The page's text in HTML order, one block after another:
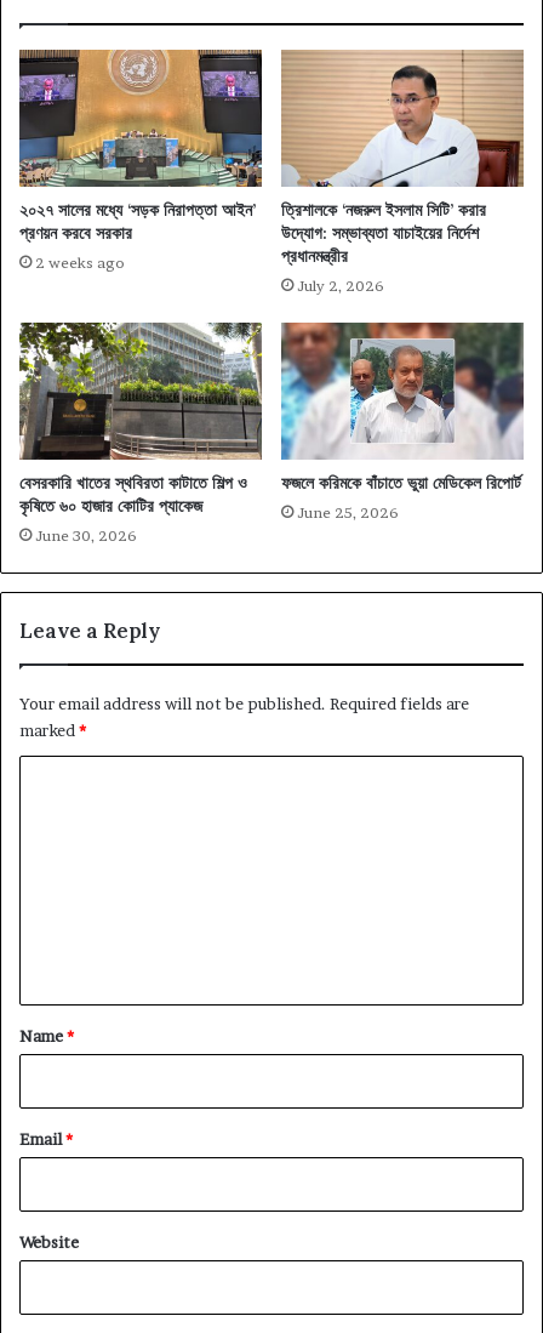
২০২৭ সালের মধ্যে ‘সড়ক নিরাপত্তা আইন’
প্রণয়ন করবে সরকার
2 weeks ago
ত্রিশালকে ‘নজরুল ইসলাম সিটি’ করার
উদ্যোগ: সম্ভাব্যতা যাচাইয়ের নির্দেশ
প্রধানমন্ত্রীর
July 2, 2026
বেসরকারি খাতের স্থবিরতা কাটাতে শিল্প ও
কৃষিতে ৬০ হাজার কোটির প্যাকেজ
June 30, 2026
ফজলে করিমকে বাঁচাতে ভুয়া মেডিকেল রিপোর্ট
June 25, 2026
Leave a Reply
Your email address will not be published. Required fields are
marked *
*
Name*
Email*
Website